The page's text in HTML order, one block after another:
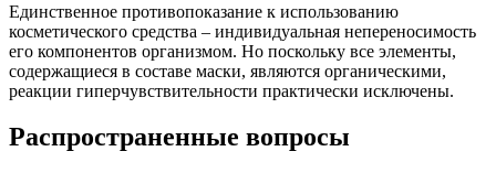
Единственное противопоказание к использованию
косметического средства – индивидуальная непереносимость
его компонентов организмом. Но поскольку все элементы,
содержащиеся в составе маски, являются органическими,
реакции гиперчувствительности практически исключены.
Распространенные вопросы